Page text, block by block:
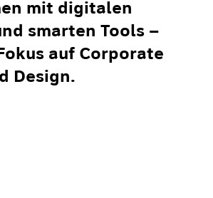
mit digitalen
smarten Tools –
auf Corporate
Design.